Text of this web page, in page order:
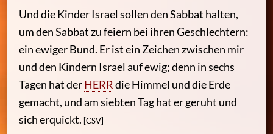
Und die Kinder Israel sollen den Sabbat halten,
um den Sabbat zu feiern bei ihren Geschlechtern:
ein ewiger Bund. Er ist ein Zeichen zwischen mir
und den Kindern Israel auf ewig; denn in sechs
Tagen hat derHERR die Himmel und die Erde
gemacht, und am siebten Tag hat er geruht und
sich erquickt. [CSV]
Worum geht es hier?
Empfehlungen für dich
Liebe
Einwände gegen Gottes Gesetz?
Von der Gemeinde zur Kirche
Himmel, Hölle, Dämonen, Seele & Co.